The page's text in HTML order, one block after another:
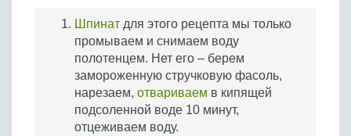
Шпинат для этого рецепта мы только
промываем и снимаем воду
полотенцем. Нет его – берем
замороженную стручковую фасоль,
нарезаем, отвариваем в кипящей
подсоленной воде 10 минут,
отцеживаем воду.